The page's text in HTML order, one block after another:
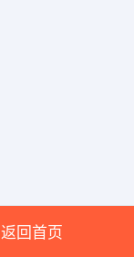
返回首页